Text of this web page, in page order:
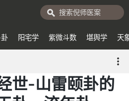
卦 阳宅学 紫微斗数 堪舆学 天
世-山雷颐卦的